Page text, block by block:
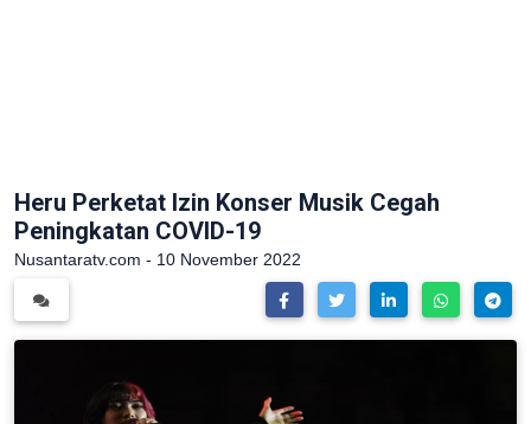
Heru Perketat Izin Konser Musik Cegah
Peningkatan COVID-19
Nusantaratv.com - 10 November 2022